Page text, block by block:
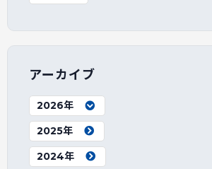
アーカイブ
2026年
2025年
2024年